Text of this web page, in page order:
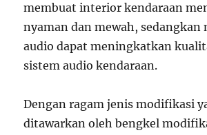
membuat interior kendaraan
nyaman dan mewah,
audio dapat meningkatkan
sistem audio kendaraan.
Dengan ragam jenis modifikasi
ditawarkan oleh bengkel